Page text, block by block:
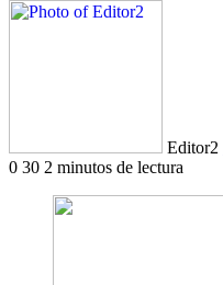
Editor2
0 30 2 minutos de lectura